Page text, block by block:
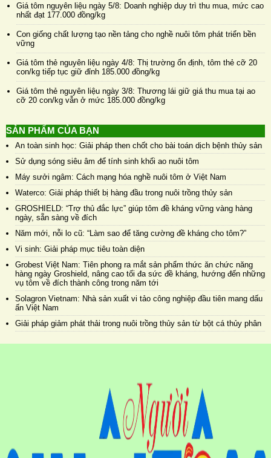
Giá tôm nguyên liệu ngày 5/8: Doanh nghiệp duy trì thu mua, mức cao
nhất đạt 177.000 đồng/kg
Con giống chất lượng tạo nền tảng cho nghề nuôi tôm phát triển bền
vững
Giá tôm thẻ nguyên liệu ngày 4/8: Thị trường ổn định, tôm thẻ cỡ 20
con/kg tiếp tục giữ đỉnh 185.000 đồng/kg
Giá tôm thẻ nguyên liệu ngày 3/8: Thương lái giữ giá thu mua tại ao
cỡ 20 con/kg vẫn ở mức 185.000 đồng/kg
SẢN PHẨM CỦA BẠN
An toàn sinh học: Giải pháp then chốt cho bài toán dịch bệnh thủy sản
Sử dụng sóng siêu âm để tính sinh khối ao nuôi tôm
Máy sưởi ngâm: Cách mạng hóa nghề nuôi tôm ở Việt Nam
Waterco: Giải pháp thiết bị hàng đầu trong nuôi trồng thủy sản
GROSHIELD: “Trợ thủ đắc lực” giúp tôm đề kháng vững vàng hàng
ngày, sẵn sàng về đích
Năm mới, nỗi lo cũ: “Làm sao để tăng cường đề kháng cho tôm?”
Vi sinh: Giải pháp mục tiêu toàn diện
Grobest Việt Nam: Tiên phong ra mắt sản phẩm thức ăn chức năng
hàng ngày Groshield, nâng cao tối đa sức đề kháng, hướng đến những
vụ tôm về đích thành công trong năm tới
Solagron Vietnam: Nhà sản xuất vi tảo công nghiệp đầu tiên mang dấu
ấn Việt Nam
Giải pháp giảm phát thải trong nuôi trồng thủy sản từ bột cá thủy phân